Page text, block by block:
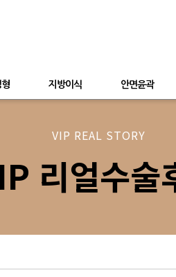
지방이식 안면윤곽
VIP REAL STORY
리얼수술